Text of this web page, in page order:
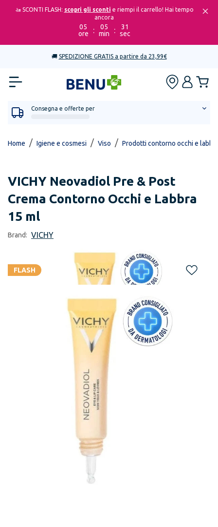
🚤 SCONTI FLASH: scopri gli sconti e riempi il carrello! Hai tempo
ancora
05
ore
:
05
min
:
31
sec
🚚 SPEDIZIONE GRATIS a partire da 23,99€
Consegna e offerte per
Home / Igiene e cosmesi / Viso / Prodotti contorno occhi e
VICHY Neovadiol Pre & Post
Crema Contorno Occhi e Labbra
15 ml
Brand: VICHY
FLASH